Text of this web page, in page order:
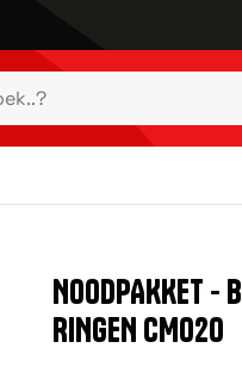
NOODPAKKET -
RINGEN CM020